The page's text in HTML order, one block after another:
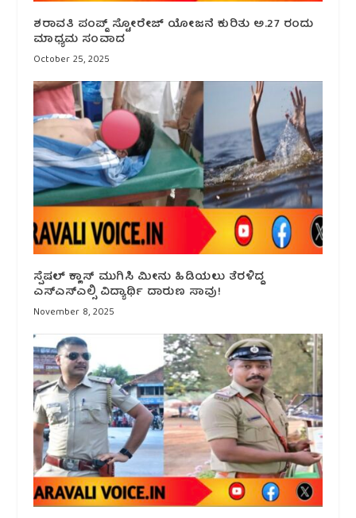
ಶರಾವತಿ ಪಂಪ್ಡ್ ಸ್ಟೋರೇಜ್ ಯೋಜನೆ ಕುರಿತು ಅ.27 ರಂದು
ಮಾಧ್ಯಮ ಸಂವಾದ
October 25, 2025
ಸ್ಪೆಷಲ್ ಕ್ಲಾಸ್ ಮುಗಿಸಿ ಮೀನು ಹಿಡಿಯಲು ತೆರಳಿದ್ದ
ಎಸ್ಎಸ್ಎಲ್ಸಿ ವಿದ್ಯಾರ್ಥಿ ದಾರುಣ ಸಾವು!
November 8, 2025